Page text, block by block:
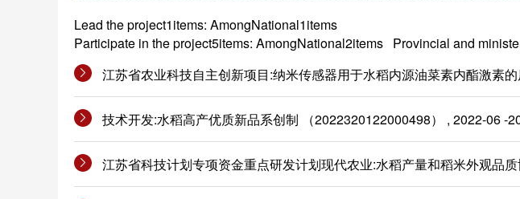
Lead the project1items: AmongNational1items
Participate in the project5items: AmongNational2items Provincial and
江苏省农业科技自主创新项目:纳米传感器用于水稻内源油菜素内酯激素
技术开发:水稻高产优质新品系创制 （2022320122000498） , 2022-06 -
江苏省科技计划专项资金重点研发计划现代农业:水稻产量和稻米外观品